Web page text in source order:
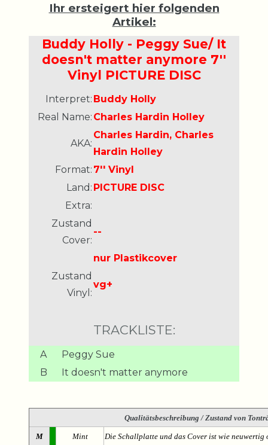
Ihr ersteigert hier folgenden
Artikel:
Buddy Holly - Peggy Sue/ It
doesn't matter anymore 7''
Vinyl PICTURE DISC
Interpret: Buddy Holly
Real Name: Charles Hardin Holley
AKA:
Charles Hardin, Charles
Hardin Holley
Format: 7'' Vinyl
Land: PICTURE DISC
Extra:
Zustand
Cover:
--
nur Plastikcover
Zustand
Vinyl:
vg+
TRACKLISTE:
A
Peggy Sue
B
It doesn't matter anymore
Qualitätsbeschreibung / Zustand von
M Mint Die Schallplatte und das Cover ist wie